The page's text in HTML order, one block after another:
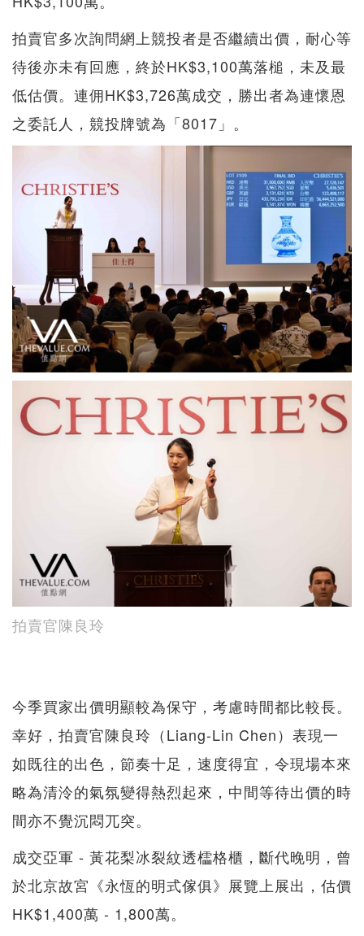
拍賣官多次詢問網上競投者是否繼續出價，耐心等
待後亦未有回應，終於HK$3,100萬落槌，未及最
低估價。連佣HK$3,726萬成交，勝出者為連懷恩
之委託人，競投牌號為「8017」。
拍賣官陳良玲
今季買家出價明顯較為保守，考慮時間都比較長。
幸好，拍賣官陳良玲（Liang-Lin Chen）表現一
如既往的出色，節奏十足，速度得宜，令現場本來
略為清泠的氣氛變得熱烈起來，中間等待出價的時
間亦不覺沉悶兀突。
成交亞軍 - 黃花梨冰裂紋透櫺格櫃，斷代晚明，曾
於北京故宮《永恆的明式傢俱》展覽上展出，估價
HK$1,400萬 - 1,800萬。